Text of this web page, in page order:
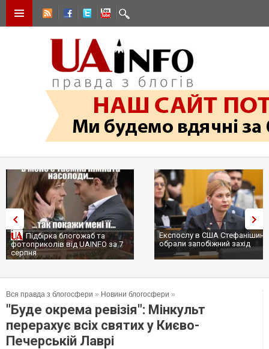
Підбірка блогожаб та
фотоприколів від UAINFO за 7
серпня
Експослу в США
обрали запобіжний захід
Вся правда з блогосфери » Новини блогосфери »
"Буде окрема ревізія": Мінкульт
перерахує всіх святих у Києво-
Печерській Лаврі